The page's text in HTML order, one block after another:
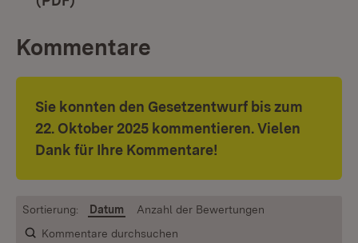
Kommentare
Sie konnten den Gesetzentwurf bis zum
22. Oktober 2025 kommentieren. Vielen
Dank für Ihre Kommentare!
Kommentare durchsuchen
Sortierung: Datum Anzahl der Bewertungen